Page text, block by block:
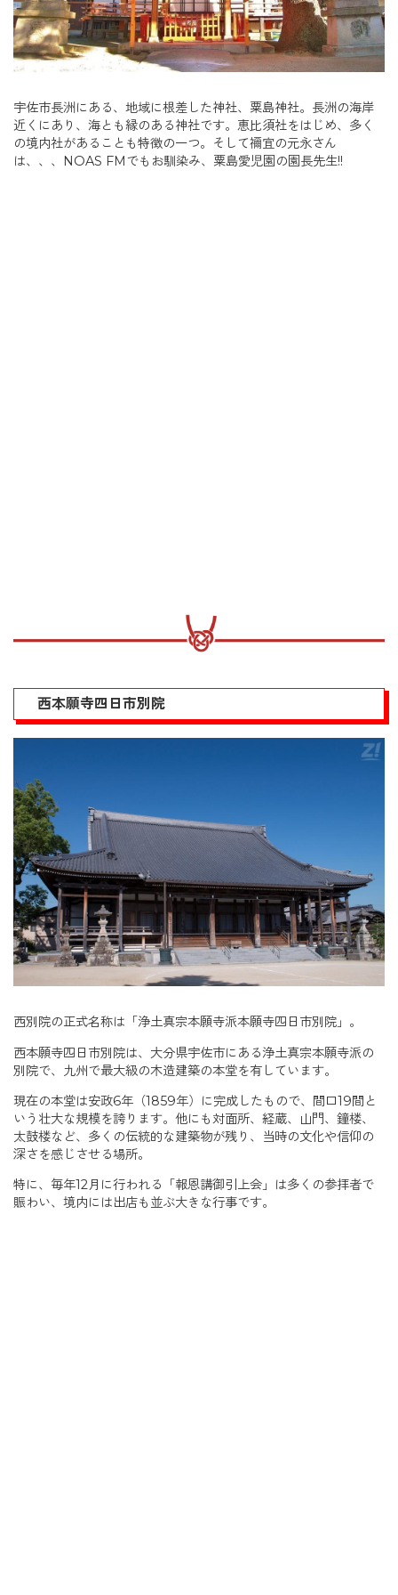
宇佐市長洲にある、地域に根差した神社、粟島神社。長洲の海岸
近くにあり、海とも縁のある神社です。恵比須社をはじめ、多く
の境内社があることも特徴の一つ。そして禰宜の元永さん
は、、、NOAS FMでもお馴染み、粟島愛児園の園長先生!!
西本願寺四日市別院
西別院の正式名称は「浄土真宗本願寺派本願寺四日市別院」。
西本願寺四日市別院は、大分県宇佐市にある浄土真宗本願寺派の
別院で、九州で最大級の木造建築の本堂を有しています。
現在の本堂は安政6年（1859年）に完成したもので、間口19間と
いう壮大な規模を誇ります。他にも対面所、経蔵、山門、鐘楼、
太鼓楼など、多くの伝統的な建築物が残り、当時の文化や信仰の
深さを感じさせる場所。
特に、毎年12月に行われる「報恩講御引上会」は多くの参拝者で
賑わい、境内には出店も並ぶ大きな行事です。